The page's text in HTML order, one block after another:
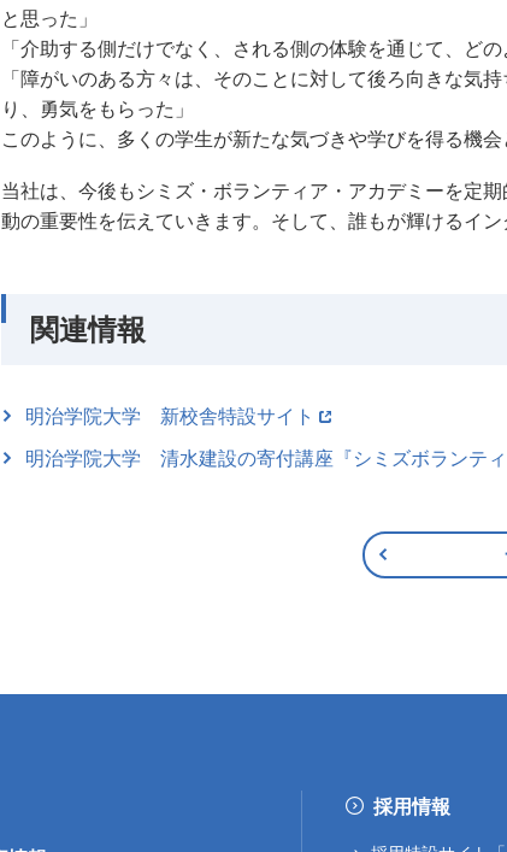
と思った」
「介助する側だけでなく、される側の体験を通じて、ど
「障がいのある方々は、そのことに対して後ろ向きな気
り、勇気をもらった」
このように、多くの学生が新たな気づきや学びを得る機会
当社は、今後もシミズ・ボランティア・アカデミーを定
動の重要性を伝えていきます。そして、誰もが輝けるイ
関連情報
明治学院大学 新校舎特設サイト
明治学院大学 清水建設の寄付講座『シミズボランテ
採用情報